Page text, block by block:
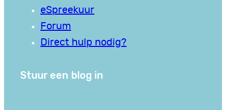
eSpreekuur
Forum
Direct hulp nodig?
Stuur een blog in